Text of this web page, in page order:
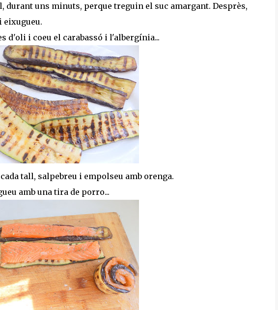
durant uns minuts, perque treguin el suc amargant. Desprès,
eixugueu.
d'oli i coeu el carabassó i l'albergínia...
tall, salpebreu i empolseu amb orenga.
amb una tira de porro...